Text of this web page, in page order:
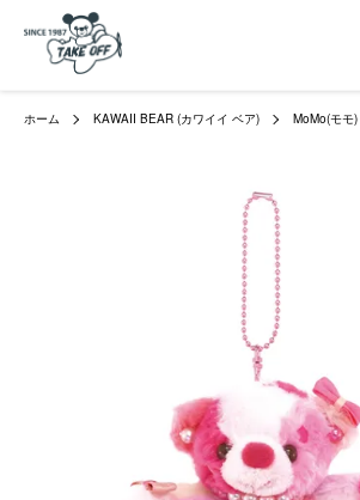
ホーム KAWAII BEAR (カワイイ ベア) MoMo(モモ)